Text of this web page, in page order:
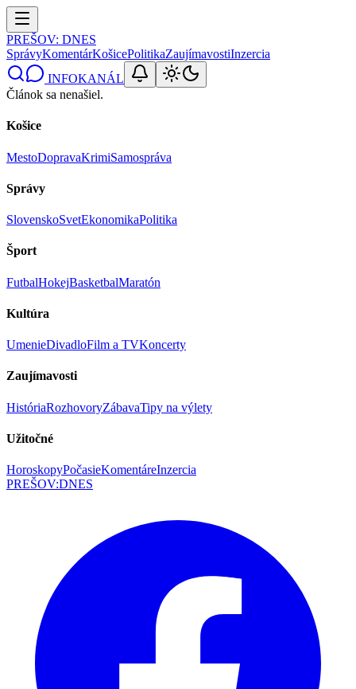
PREŠOV: DNES
SprávyKomentárKošicePolitikaZaujímavostiInzercia
INFOKANÁL
Článok sa nenašiel.
Košice
MestoDopravaKrimiSamospráva
Správy
SlovenskoSvetEkonomikaPolitika
Šport
FutbalHokejBasketbalMaratón
Kultúra
UmenieDivadloFilm a TVKoncerty
Zaujímavosti
HistóriaRozhovoryZábavaTipy na výlety
Užitočné
HoroskopyPočasieKomentáreInzercia
PREŠOV:DNES